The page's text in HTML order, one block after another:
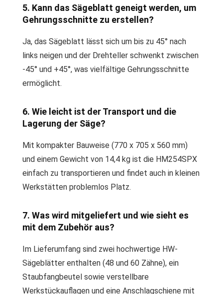
5. Kann das Sägeblatt geneigt werden, um
Gehrungsschnitte zu erstellen?
Ja, das Sägeblatt lässt sich um bis zu 45° nach
links neigen und der Drehteller schwenkt zwischen
-45° und +45°, was vielfältige Gehrungsschnitte
ermöglicht.
6. Wie leicht ist der Transport und die
Lagerung der Säge?
Mit kompakter Bauweise (770 x 705 x 560 mm)
und einem Gewicht von 14,4 kg ist die HM254SPX
einfach zu transportieren und findet auch in kleinen
Werkstätten problemlos Platz.
7. Was wird mitgeliefert und wie sieht es
mit dem Zubehör aus?
Im Lieferumfang sind zwei hochwertige HW-
Sägeblätter enthalten (48 und 60 Zähne), ein
Staubfangbeutel sowie verstellbare
Werkstückauflagen und eine Anschlagschiene mit